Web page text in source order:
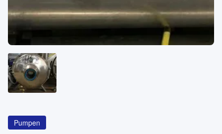
Über
KATEGORIEN
Maschinen
Pumpen
Behälter
Pumpen